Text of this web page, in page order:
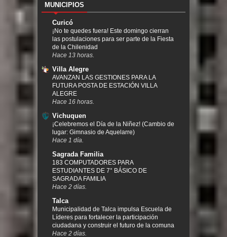
MUNICIPIOS
Curicó
¡No te quedes fuera! Este domingo cierran
las postulaciones para ser parte de la Fiesta
de la Chilenidad
Hace 13 horas.
Villa Alegre
AVANZAN LAS GESTIONES PARA LA
FUTURA POSTA DE ESTACIÓN VILLA
ALEGRE
Hace 16 horas.
Vichuquen
¡Celebremos el Día de la Niñez! (Cambio de
lugar: Gimnasio de Aquelarre)
Hace 1 día.
Sagrada Familia
183 COMPUTADORES PARA
ESTUDIANTES DE 7° BÁSICO DE
SAGRADA FAMILIA
Hace 2 días.
Talca
Municipalidad de Talca impulsa Escuela de
Líderes para fortalecer la participación
ciudadana y construir el futuro de la comuna
Hace 2 días.